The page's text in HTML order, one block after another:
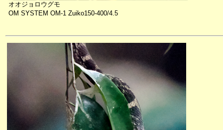
オオジョロウグモ
OM SYSTEM OM-1 Zuiko150-400/4.5